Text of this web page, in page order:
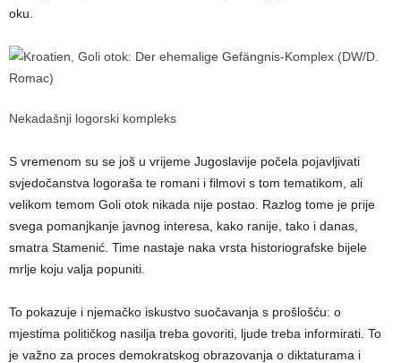
oku.
Nekadašnji logorski kompleks
S vremenom su se još u vrijeme Jugoslavije počela pojavljivati
svjedočanstva logoraša te romani i filmovi s tom tematikom, ali
velikom temom Goli otok nikada nije postao. Razlog tome je prije
svega pomanjkanje javnog interesa, kako ranije, tako i danas,
smatra Stamenić. Time nastaje naka vrsta historiografske bijele
mrlje koju valja popuniti.
To pokazuje i njemačko iskustvo suočavanja s prošlošću: o
mjestima političkog nasilja treba govoriti, ljude treba informirati. To
je važno za proces demokratskog obrazovanja o diktaturama i